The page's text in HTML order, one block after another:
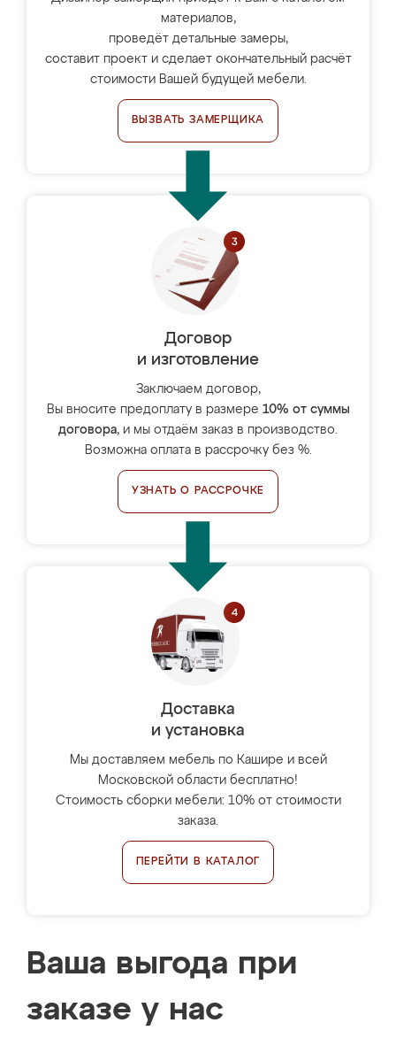
материалов,
проведёт детальные замеры,
составит проект и сделает окончательный расчёт
стоимости Вашей будущей мебели.
ВЫЗВАТЬ ЗАМЕРЩИКА
Договор
и изготовление
Заключаем договор,
Вы вносите предоплату в размере 10% от суммы
договора, и мы отдаём заказ в производство.
Возможна оплата в рассрочку без %.
УЗНАТЬ О РАССРОЧКЕ
Доставка
и установка
Мы доставляем мебель по Кашире и всей
Московской области бесплатно!
Стоимость сборки мебели: 10% от стоимости
заказа.
ПЕРЕЙТИ В КАТАЛОГ
Ваша выгода при
заказе у нас